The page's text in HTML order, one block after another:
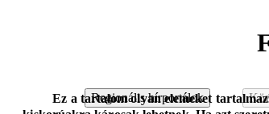
Ez a tartalom olyan elemeket
Regionális hírportálok